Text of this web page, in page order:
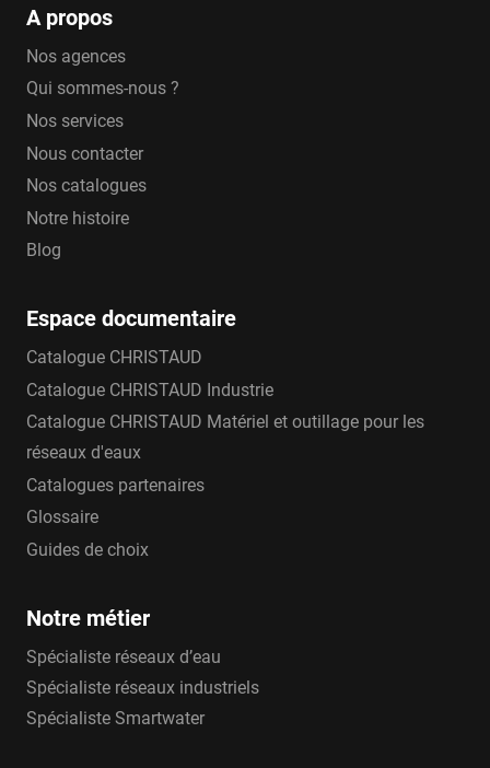
A propos
Nos agences
Qui sommes-nous ?
Nos services
Nous contacter
Nos catalogues
Notre histoire
Blog
Espace documentaire
Catalogue CHRISTAUD
Catalogue CHRISTAUD Industrie
Catalogue CHRISTAUD Matériel et outillage pour les
réseaux d'eaux
Catalogues partenaires
Glossaire
Guides de choix
Notre métier
Spécialiste réseaux d’eau
Spécialiste réseaux industriels
Spécialiste Smartwater